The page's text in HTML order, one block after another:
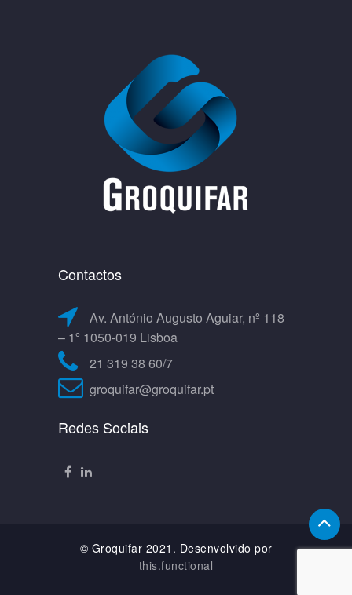
Contactos
Av. António Augusto Aguiar, nº 118
– 1º 1050-019 Lisboa
21 319 38 60/7
groquifar@groquifar.pt
Redes Sociais
© Groquifar 2021. Desenvolvido por
this.functional